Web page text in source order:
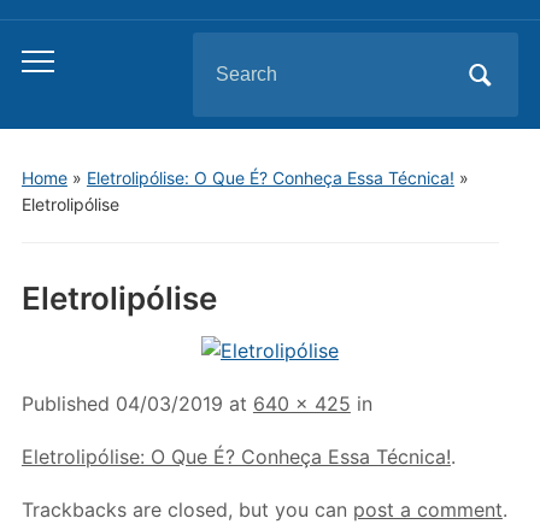
Toggle
menu
for:
Home» Eletrolipólise: O Que É? Conheça Essa Técnica! »
Eletrolipólise
Eletrolipólise
Published 04/03/2019 at 640 × 425 in
Eletrolipólise: O Que É? Conheça Essa Técnica!.
Trackbacks are closed, but you can post a comment.